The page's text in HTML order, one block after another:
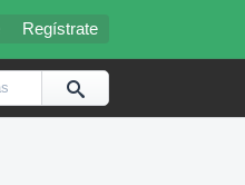
Regístrate